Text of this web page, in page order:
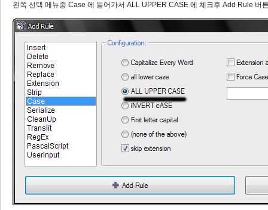
왼쪽 선택 메뉴중 Case 에 들어가서 ALL UPPER CASE 에 체크후 Add Rule 버